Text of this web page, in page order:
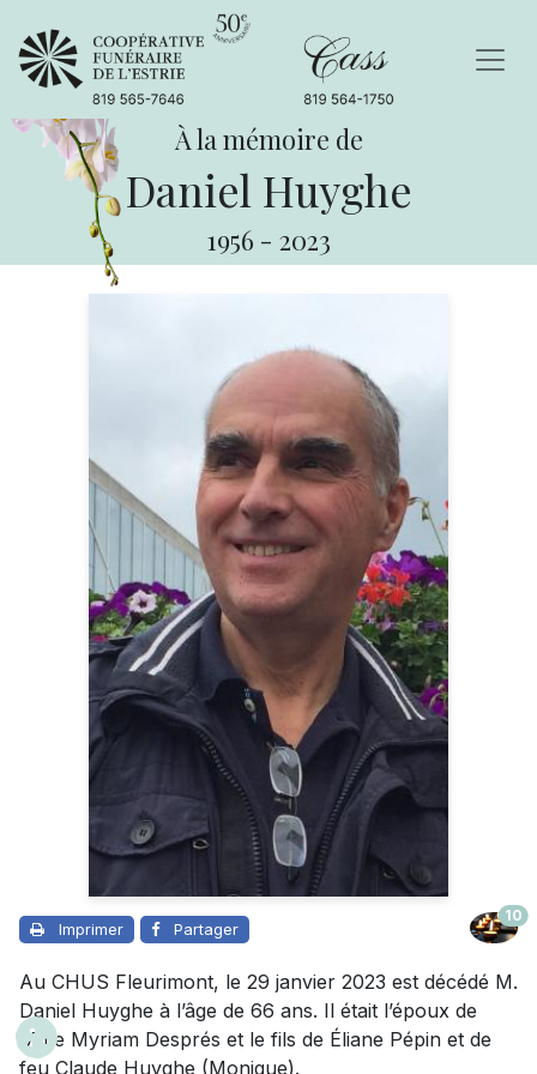
À la mémoire de
Daniel Huyghe
1956 - 2023
Imprimer Partager
10
Au CHUS Fleurimont, le 29 janvier 2023 est décédé M.
Daniel Huyghe à l’âge de 66 ans. Il était l’époux de
Mme Myriam Després et le fils de Éliane Pépin et de
feu Claude Huyghe (Monique).